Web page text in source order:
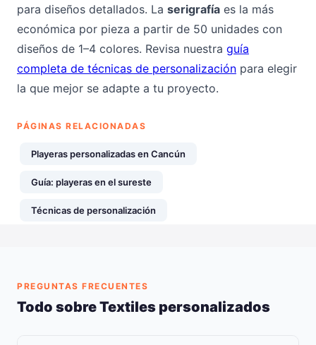
para diseños detallados. La serigrafía es la más
económica por pieza a partir de 50 unidades con
diseños de 1–4 colores. Revisa nuestra guía
completa de técnicas de personalización para elegir
la que mejor se adapte a tu proyecto.
PÁGINAS RELACIONADAS
Playeras personalizadas en Cancún
Guía: playeras en el sureste
Técnicas de personalización
PREGUNTAS FRECUENTES
Todo sobre Textiles personalizados